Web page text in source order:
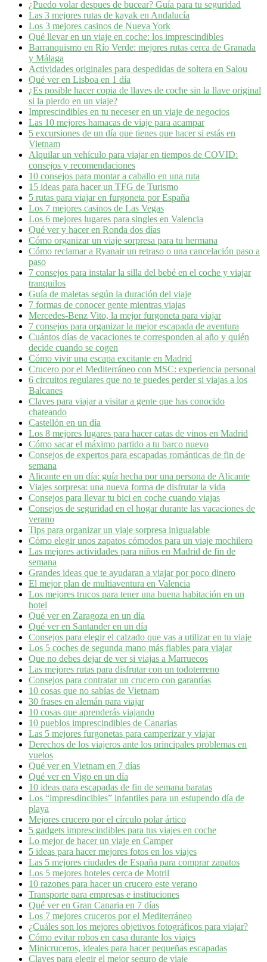
¿Puedo volar despues de bucear? Guía para tu seguridad
Las 3 mejores rutas de kayak en Andalucía
Los 3 mejores casinos de Nueva York
Qué llevar en un viaje en coche: los imprescindibles
Barranquismo en Río Verde: mejores rutas cerca de Granada
y Málaga
Actividades originales para despedidas de soltera en Salou
Qué ver en Lisboa en 1 día
¿Es posible hacer copia de llaves de coche sin la llave original
si la pierdo en un viaje?
Imprescindibles en tu neceser en un viaje de negocios
Las 10 mejores hamacas de viaje para acampar
5 excursiones de un día que tienes que hacer si estás en
Vietnam
Alquilar un vehículo para viajar en tiempos de COVID:
consejos y recomendaciones
10 consejos para montar a caballo en una ruta
15 ideas para hacer un TFG de Turismo
5 rutas para viajar en furgoneta por España
Los 7 mejores casinos de Las Vegas
Los 6 mejores lugares para singles en Valencia
Qué ver y hacer en Ronda dos días
Cómo organizar un viaje sorpresa para tu hermana
Cómo reclamar a Ryanair un retraso o una cancelación paso a
paso
7 consejos para instalar la silla del bebé en el coche y viajar
tranquilos
Guía de maletas según la duración del viaje
7 formas de conocer gente mientras viajas
Mercedes-Benz Vito, la mejor furgoneta para viajar
7 consejos para organizar la mejor escapada de aventura
Cuántos días de vacaciones te corresponden al año y quién
decide cuando se cogen
Cómo vivir una escapa excitante en Madrid
Crucero por el Mediterráneo con MSC: experiencia personal
6 circuitos regulares que no te puedes perder si viajas a los
Balcanes
Claves para viajar a visitar a gente que has conocido
chateando
Castellón en un día
Los 8 mejores lugares para hacer catas de vinos en Madrid
Cómo sacar el máximo partido a tu barco nuevo
Consejos de expertos para escapadas románticas de fin de
semana
Alicante en un día: guía hecha por una persona de Alicante
Viajes sorpresa: una nueva forma de disfrutar la vida
Consejos para llevar tu bici en coche cuando viajas
Consejos de seguridad en el hogar durante las vacaciones de
verano
Tips para organizar un viaje sorpresa inigualable
Cómo elegir unos zapatos cómodos para un viaje mochilero
Las mejores actividades para niños en Madrid de fin de
semana
Grandes ideas que te ayudaran a viajar por poco dinero
El mejor plan de multiaventura en Valencia
Los mejores trucos para tener una buena habitación en un
hotel
Qué ver en Zaragoza en un día
Qué ver en Santander en un día
Consejos para elegir el calzado que vas a utilizar en tu viaje
Los 5 coches de segunda mano más fiables para viajar
Que no debes dejar de ver si viajas a Marruecos
Las mejores rutas para disfrutar con un todoterreno
Consejos para contratar un crucero con garantías
10 cosas que no sabías de Vietnam
30 frases en alemán para viajar
10 cosas que aprenderás viajando
10 pueblos imprescindibles de Canarias
Las 5 mejores furgonetas para camperizar y viajar
Derechos de los viajeros ante los principales problemas en
vuelos
Qué ver en Vietnam en 7 días
Qué ver en Vigo en un día
10 ideas para escapadas de fin de semana baratas
Los “impresdincibles” infantiles para un estupendo día de
playa
Mejores crucero por el círculo polar ártico
5 gadgets imprescindibles para tus viajes en coche
Lo mejor de hacer un viaje en Camper
5 ideas para hacer mejores fotos en los viajes
Las 5 mejores ciudades de España para comprar zapatos
Los 5 mejores hoteles cerca de Motril
10 razones para hacer un crucero este verano
Transporte para empresas e instituciones
Qué ver en Gran Canaria en 7 días
Los 7 mejores cruceros por el Mediterráneo
¿Cuáles son los mejores objetivos fotográficos para viajar?
Cómo evitar robos en casa durante los viajes
Minicruceros, ideales para hacer pequeñas escapadas
Claves para elegir el mejor seguro de viaje